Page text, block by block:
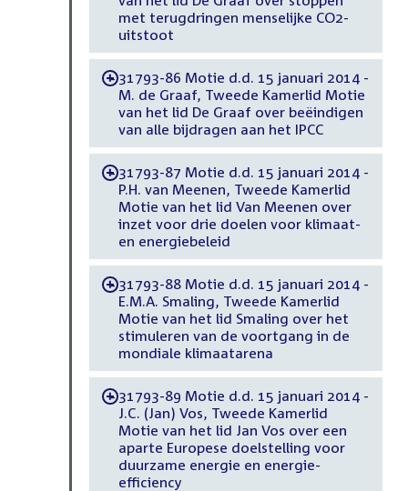
met terugdringen menselijke CO2-
uitstoot
-31793-86 Motie d.d. 15 januari 2014 -
M. de Graaf, Tweede Kamerlid Motie
van het lid De Graaf over beëindigen
van alle bijdragen aan het IPCC
-31793-87 Motie d.d. 15 januari 2014 -
P.H. van Meenen, Tweede Kamerlid
Motie van het lid Van Meenen over
inzet voor drie doelen voor klimaat-
en energiebeleid
-31793-88 Motie d.d. 15 januari 2014 -
E.M.A. Smaling, Tweede Kamerlid
Motie van het lid Smaling over het
stimuleren van de voortgang in de
mondiale klimaatarena
-31793-89 Motie d.d. 15 januari 2014 -
J.C. (Jan) Vos, Tweede Kamerlid
Motie van het lid Jan Vos over een
aparte Europese doelstelling voor
duurzame energie en energie-
efficiency